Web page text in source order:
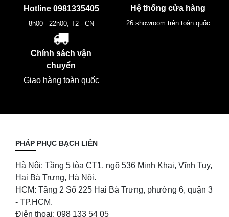
Hotline 0981335405
8h00 - 22h00, T2 - CN
Hệ thống cửa hàng
26 showroom trên toàn quốc
Chính sách vận
chuyển
Giao hàng toàn quốc
PHÁP PHỤC BẠCH LIÊN
Hà Nội: Tầng 5 tòa CT1, ngõ 536 Minh Khai, Vĩnh Tuy,
Hai Bà Trưng, Hà Nội.
HCM: Tầng 2 Số 225 Hai Bà Trưng, phường 6, quận 3
- TP.HCM.
Điện thoại: 098 133 54 05